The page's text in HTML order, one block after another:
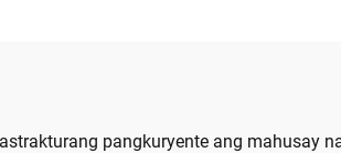
pangkuryente ang mahusay